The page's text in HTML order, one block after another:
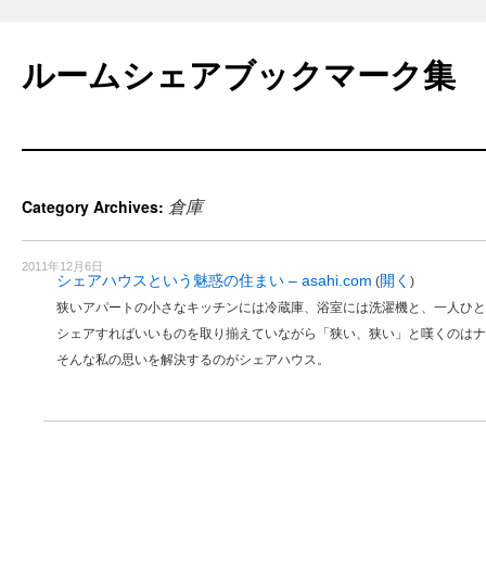
content
ルームシェアブックマーク集
Category Archives: 倉庫
2011年12月6日
シェアハウスという魅惑の住まい – asahi.com (開く )
狭いアパートの小さなキッチンには冷蔵庫、浴室には洗濯機と、一人ひ
シェアすればいいものを取り揃えていながら「狭い、狭い」と嘆くのは
そんな私の思いを解決するのがシェアハウス。